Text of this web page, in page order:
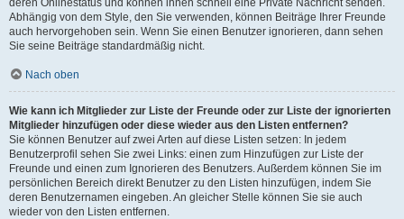
deren Onlinestatus und können ihnen schnell eine Private Nachricht senden.
Abhängig von dem Style, den Sie verwenden, können Beiträge Ihrer Freunde
auch hervorgehoben sein. Wenn Sie einen Benutzer ignorieren, dann sehen
Sie seine Beiträge standardmäßig nicht.
Nach oben
Wie kann ich Mitglieder zur Liste der Freunde oder zur Liste der ignorierten
Mitglieder hinzufügen oder diese wieder aus den Listen entfernen?
Sie können Benutzer auf zwei Arten auf diese Listen setzen: In jedem
Benutzerprofil sehen Sie zwei Links: einen zum Hinzufügen zur Liste der
Freunde und einen zum Ignorieren des Benutzers. Außerdem können Sie im
persönlichen Bereich direkt Benutzer zu den Listen hinzufügen, indem Sie
deren Benutzernamen eingeben. An gleicher Stelle können Sie sie auch
wieder von den Listen entfernen.